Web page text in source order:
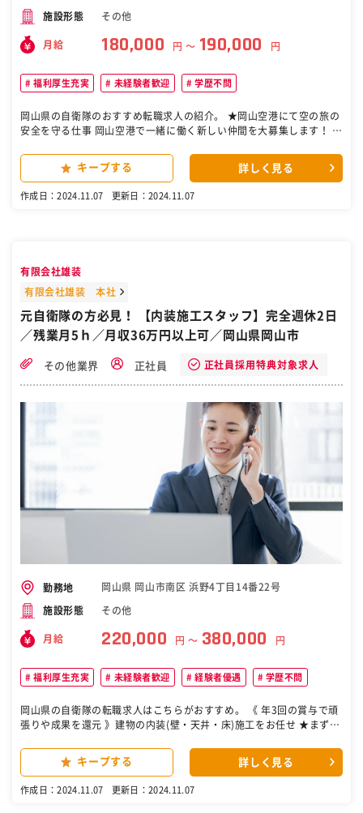
施設形態 その他
月給 180,000 円 〜 190,000 円
福利厚生充実 未経験者歓迎 学歴不問
岡山県の自衛隊のおすすめ転職求人の紹介。 ★岡山空港にて空の旅の
安全を守る仕事 岡山空港で一緒に働く新しい仲間を大募集します！ 美
呼ばれる岡山県。 倉敷で歴史を感じたり、デニムの生産地も割と近
く…。そんな楽しいものに囲まれた岡山空港で 働いてみませんか。 ★
問できます。20～60代の幅広い年齢層が活躍中！ 具体的には… 保安
い！」 「やりたいことはまだわからないけど、新しいことをした
い！」 全国で働く先輩たちの前職も、学校教師、農家、ショップ店員
の楽ちん「Web面談」もウェルカムです。 Web面談なのでスーツ不
要、化粧不要、普段着OKひとまず志望動機も不要です！ ご自身らし
人］
キープする 詳しく見る
作成日：2024.11.07 更新日：2024.11.07
有限会社雄装
有限会社雄装 本社
元自衛隊の方必見！ 【内装施工スタッフ】完全週休2日
／残業月5ｈ／月収36万円以上可／岡山県岡山市
その他業界 正社員 正社員採用特典対象求人
勤務地 岡山県 岡山市南区 浜野4丁目14番22号
施設形態 その他
月給 220,000 円 〜 380,000 円
福利厚生充実 未経験者歓迎 経験者優遇 学歴不問
岡山県の自衛隊の転職求人はこちらがおすすめ。 《 年3回の賞与で頑
張りや成果を還元 》建物の内装(壁・天井・床)施工をお任せ ★まずは
体的には ▼内装施工って何？ コンクリートで囲まれた空間に天井や壁
をつくり、 床を張って、快適に住み、働ける環境を作る仕事です。 ＼
フト・ロボットの導入で体に過度な負担なし！ 制服や工具は全て会社
キープする 詳しく見る
作成日：2024.11.07 更新日：2024.11.07